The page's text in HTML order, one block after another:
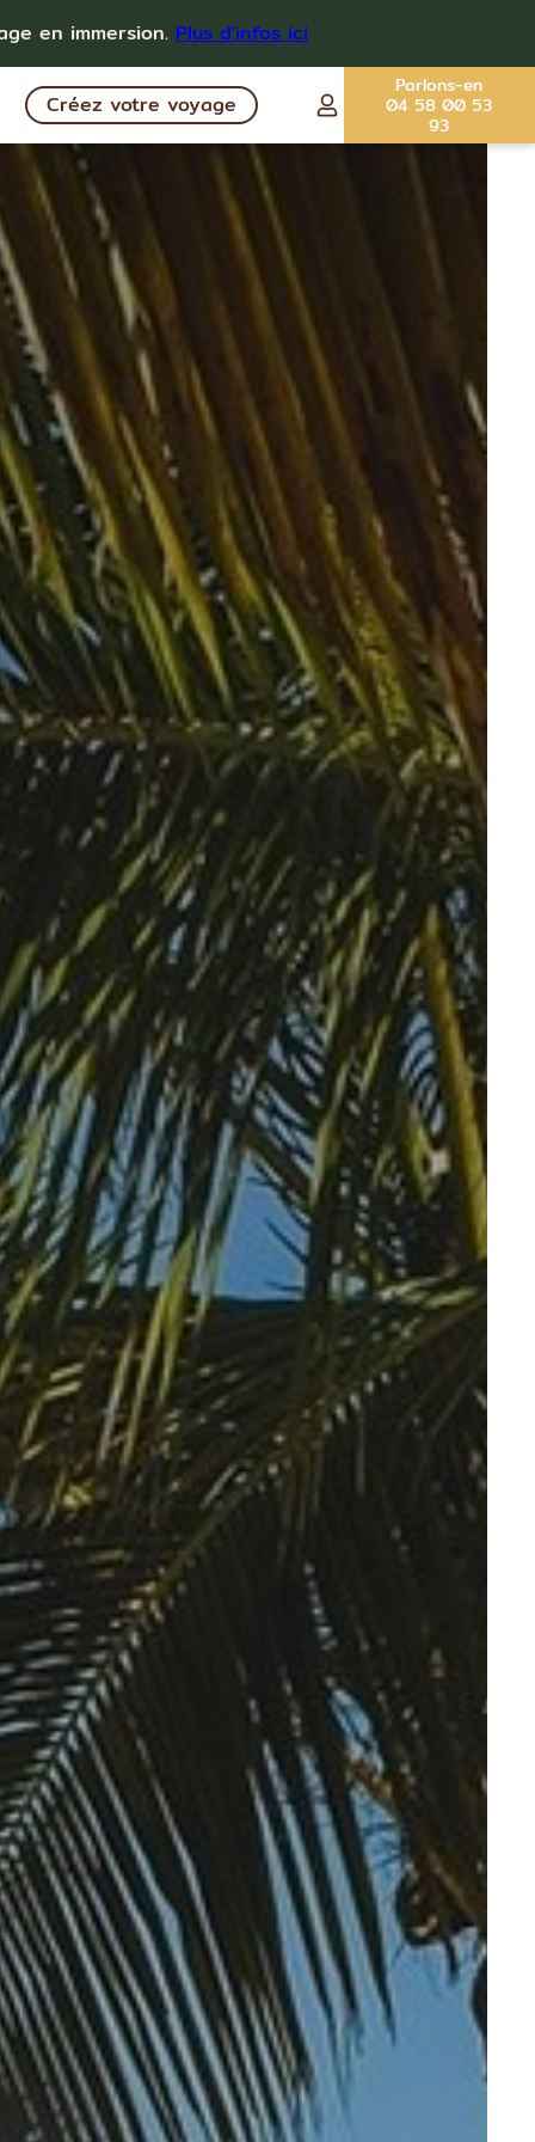
en immersion. Plus d'infos ici
Créez votre voyage
Parlons-en
04 58 00 53
93